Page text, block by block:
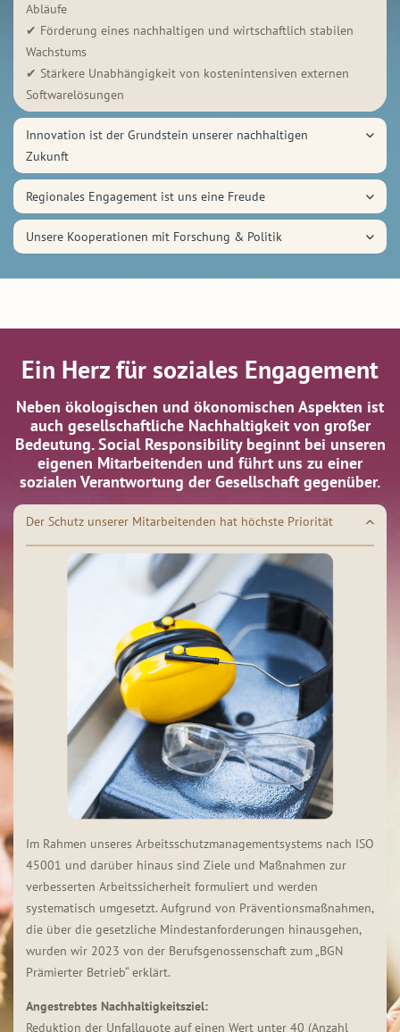
Abläufe
✔ Förderung eines nachhaltigen und wirtschaftlich stabilen
Wachstums
✔ Stärkere Unabhängigkeit von kostenintensiven externen
Softwarelösungen
Innovation ist der Grundstein unserer nachhaltigen
Zukunft
Regionales Engagement ist uns eine Freude
Unsere Kooperationen mit Forschung & Politik
Ein Herz für soziales Engagement
Neben ökologischen und ökonomischen Aspekten ist
auch gesellschaftliche Nachhaltigkeit von großer
Bedeutung. Social Responsibility beginnt bei unseren
eigenen Mitarbeitenden und führt uns zu einer
sozialen Verantwortung der Gesellschaft gegenüber.
Der Schutz unserer Mitarbeitenden hat höchste Priorität
Im Rahmen unseres Arbeitsschutzmanagementsystems nach ISO
45001 und darüber hinaus sind Ziele und Maßnahmen zur
verbesserten Arbeitssicherheit formuliert und werden
systematisch umgesetzt. Aufgrund von Präventionsmaßnahmen,
die über die gesetzliche Mindestanforderungen hinausgehen,
wurden wir 2023 von der Berufsgenossenschaft zum „BGN
Prämierter Betrieb“ erklärt.
Angestrebtes Nachhaltigkeitsziel:
Reduktion der Unfallquote auf einen Wert unter 40 (Anzahl